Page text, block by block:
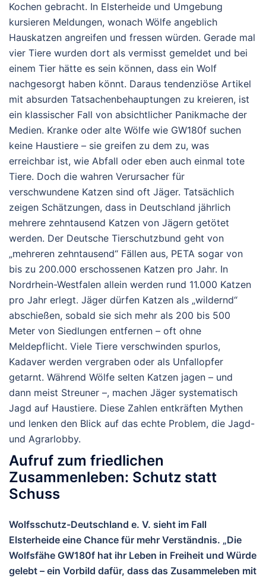
Kochen gebracht. In Elsterheide und Umgebung
kursieren Meldungen, wonach Wölfe angeblich
Hauskatzen angreifen und fressen würden. Gerade mal
vier Tiere wurden dort als vermisst gemeldet und bei
einem Tier hätte es sein können, dass ein Wolf
nachgesorgt haben könnt. Daraus tendenziöse Artikel
mit absurden Tatsachenbehauptungen zu kreieren, ist
ein klassischer Fall von absichtlicher Panikmache der
Medien. Kranke oder alte Wölfe wie GW180f suchen
keine Haustiere – sie greifen zu dem zu, was
erreichbar ist, wie Abfall oder eben auch einmal tote
Tiere. Doch die wahren Verursacher für
verschwundene Katzen sind oft Jäger. Tatsächlich
zeigen Schätzungen, dass in Deutschland jährlich
mehrere zehntausend Katzen von Jägern getötet
werden. Der Deutsche Tierschutzbund geht von
„mehreren zehntausend“ Fällen aus, PETA sogar von
bis zu 200.000 erschossenen Katzen pro Jahr. In
Nordrhein-Westfalen allein werden rund 11.000 Katzen
pro Jahr erlegt. Jäger dürfen Katzen als „wildernd“
abschießen, sobald sie sich mehr als 200 bis 500
Meter von Siedlungen entfernen – oft ohne
Meldepflicht. Viele Tiere verschwinden spurlos,
Kadaver werden vergraben oder als Unfallopfer
getarnt. Während Wölfe selten Katzen jagen – und
dann meist Streuner –, machen Jäger systematisch
Jagd auf Haustiere. Diese Zahlen entkräften Mythen
und lenken den Blick auf das echte Problem, die Jagd-
und Agrarlobby.
Aufruf zum friedlichen
Zusammenleben: Schutz statt
Schuss
Wolfsschutz-Deutschland e. V. sieht im Fall
Elsterheide eine Chance für mehr Verständnis. „Die
Wolfsfähe GW180f hat ihr Leben in Freiheit und Würde
gelebt – ein Vorbild dafür, dass das Zusammeleben mit